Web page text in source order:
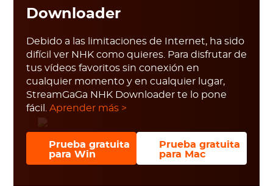
Downloader
Debido a las limitaciones de Internet, ha sido
difícil ver NHK como quieres. Para disfrutar de
tus vídeos favoritos sin conexión en
cualquier momento y en cualquier lugar,
StreamGaGa NHK Downloader te lo pone
fácil. Aprender más >
Prueba gratuita
para Win
Prueba gratuita
para Mac